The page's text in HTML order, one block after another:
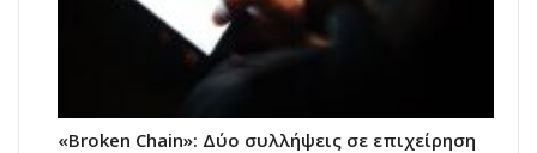
«Broken Chain»: Δύο συλλήψεις σε επιχείρηση